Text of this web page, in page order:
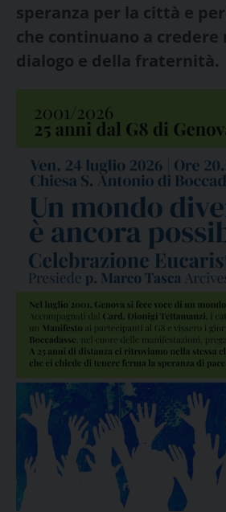
speranza per la città e
che continuano a credere
dialogo e della fraternità.